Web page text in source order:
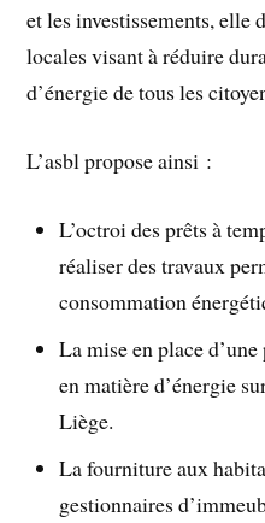
et les investissements, elle
locales visant à réduire
d’énergie de tous les
L’asbl propose ainsi :
L’octroi des prêts à
réaliser des travaux
consommation
La mise en place
en matière d’énergie
Liège.
La fourniture aux
gestionnaires